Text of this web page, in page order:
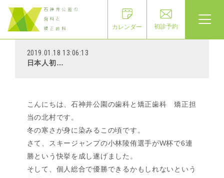
カレンダー 初診予約
2019.01.18 13:06:13
日本人初…
こんにちは、石神井公園の歯科と矯正歯科 矯正担
当の北村です。
冬の寒さが身に染みるこの頃です。
さて、スキージャンプの小林陵侑選手がW杯で6連
勝という快挙を成し遂げました。
そして、個人総合で優勝できるかもしれないという